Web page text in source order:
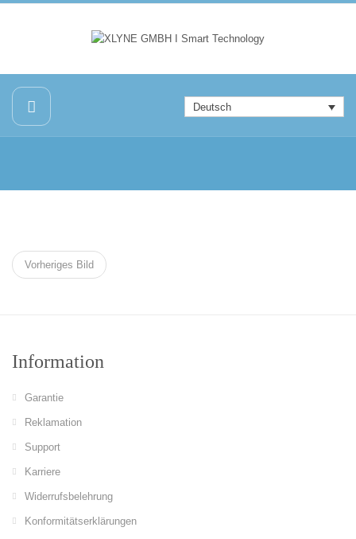
Deutsch
Vorheriges Bild
Information
Garantie
Reklamation
Support
Karriere
Widerrufsbelehrung
Konformitätserklärungen